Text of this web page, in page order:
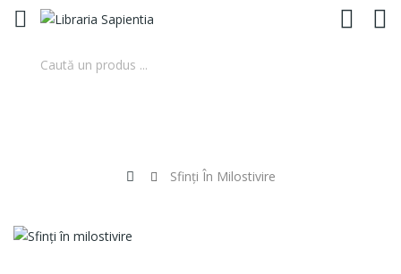
Sfinţi În Milostivire